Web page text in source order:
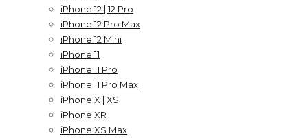
iPhone 12 | 12 Pro
iPhone 12 Pro Max
iPhone 12 Mini
iPhone 11
iPhone 11 Pro
iPhone 11 Pro Max
iPhone X | XS
iPhone XR
iPhone XS Max